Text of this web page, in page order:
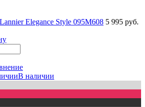
Elegance Style 095M608 5 995 руб.
В наличии